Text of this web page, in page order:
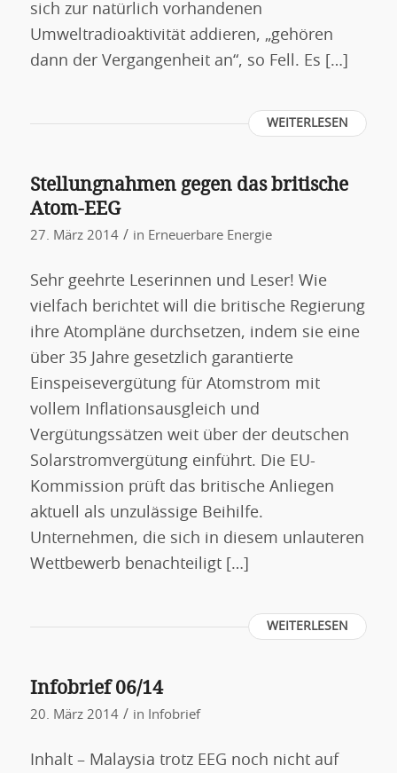
sich zur natürlich vorhandenen
Umweltradioaktivität addieren, „gehören
dann der Vergangenheit an“, so Fell. Es […]
WEITERLESEN
Stellungnahmen gegen das britische
Atom-EEG
27. März 2014 / in Erneuerbare Energie
Sehr geehrte Leserinnen und Leser! Wie
vielfach berichtet will die britische Regierung
ihre Atompläne durchsetzen, indem sie eine
über 35 Jahre gesetzlich garantierte
Einspeisevergütung für Atomstrom mit
vollem Inflationsausgleich und
Vergütungssätzen weit über der deutschen
Solarstromvergütung einführt. Die EU-
Kommission prüft das britische Anliegen
aktuell als unzulässige Beihilfe.
Unternehmen, die sich in diesem unlauteren
Wettbewerb benachteiligt […]
WEITERLESEN
Infobrief 06/14
20. März 2014 / in Infobrief
Inhalt – Malaysia trotz EEG noch nicht auf